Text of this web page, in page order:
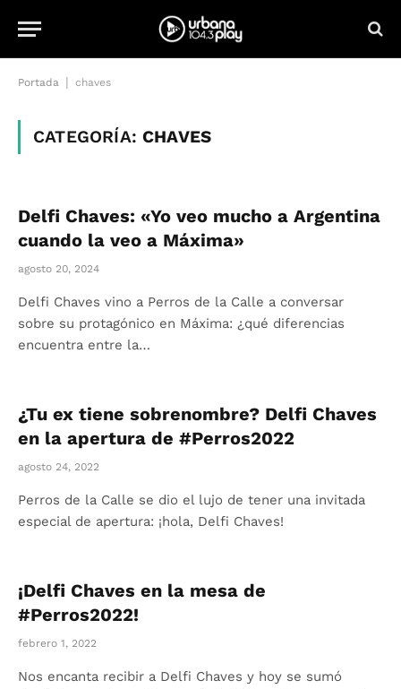
Portada chaves
CATEGORÍA:CHAVES
Delfi Chaves: «Yo veo mucho a Argentina
cuando la veo a Máxima»
agosto 20, 2024
Delfi Chaves vino a Perros de la Calle a conversar
sobre su protagónico en Máxima: ¿qué diferencias
encuentra entre la…
¿Tu ex tiene sobrenombre? Delfi Chaves
en la apertura de #Perros2022
agosto 24, 2022
Perros de la Calle se dio el lujo de tener una invitada
especial de apertura: ¡hola, Delfi Chaves!
¡Delfi Chaves en la mesa de
#Perros2022!
febrero 1, 2022
Nos encanta recibir a Delfi Chaves y hoy se sumó